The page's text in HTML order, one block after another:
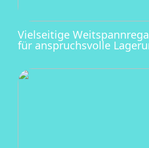
Vielseitige
für anspruchsvolle